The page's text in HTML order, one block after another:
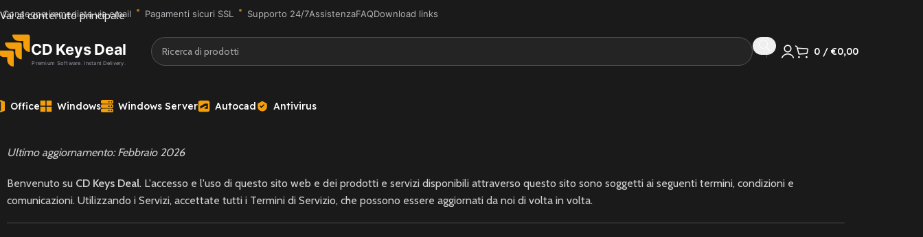
Vai al contenuto principale
Consegna immediata via email Pagamenti sicuri SSL Supporto 24/7AssistenzaFAQDownload links
0 / €0,00
Office Windows Windows Server Autocad Antivirus
Ultimo aggiornamento: Febbraio 2026
Benvenuto su CD Keys Deal. L'accesso e l'uso di questo sito web e dei prodotti e servizi disponibili attraverso questo sito sono soggetti ai seguenti termini, condizioni e
comunicazioni. Utilizzando i Servizi, accettate tutti i Termini di Servizio, che possono essere aggiornati da noi di volta in volta.